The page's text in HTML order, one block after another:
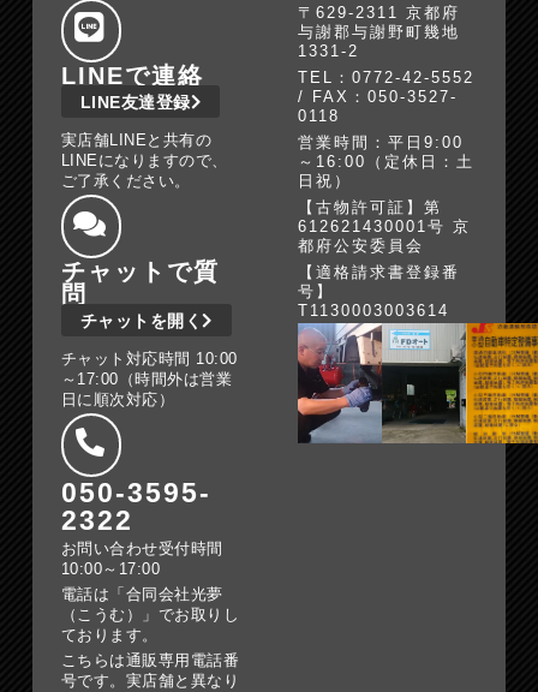
LINEで連絡
LINE友達登録
実店舗LINEと共有の
LINEになりますので、
ご了承ください。
チャットで質
問
チャットを開く
チャット対応時間 10:00
～17:00（時間外は営業
日に順次対応）
050-3595-
2322
お問い合わせ受付時間
10:00～17:00
電話は「合同会社光夢
（こうむ）」でお取りし
ております。
こちらは通販専用電話番
号です。実店舗と異なり
〒629-2311 京都府
与謝郡与謝野町幾地
1331-2
TEL：0772-42-5552
/ FAX：050-3527-
0118
営業時間：平日9:00
～16:00（定休日：土
日祝）
【古物許可証】第
612621430001号 京
都府公安委員会
【適格請求書登録番
号】
T1130003003614